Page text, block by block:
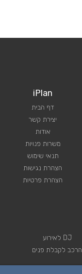
iPlan
דף הבית
יצירת קשר
אודות
משרות פנויות
תנאי שימוש
הצהרת נגישות
הצהרת פרטיות
DJ לאירוע
הרכב לקבלת פנים